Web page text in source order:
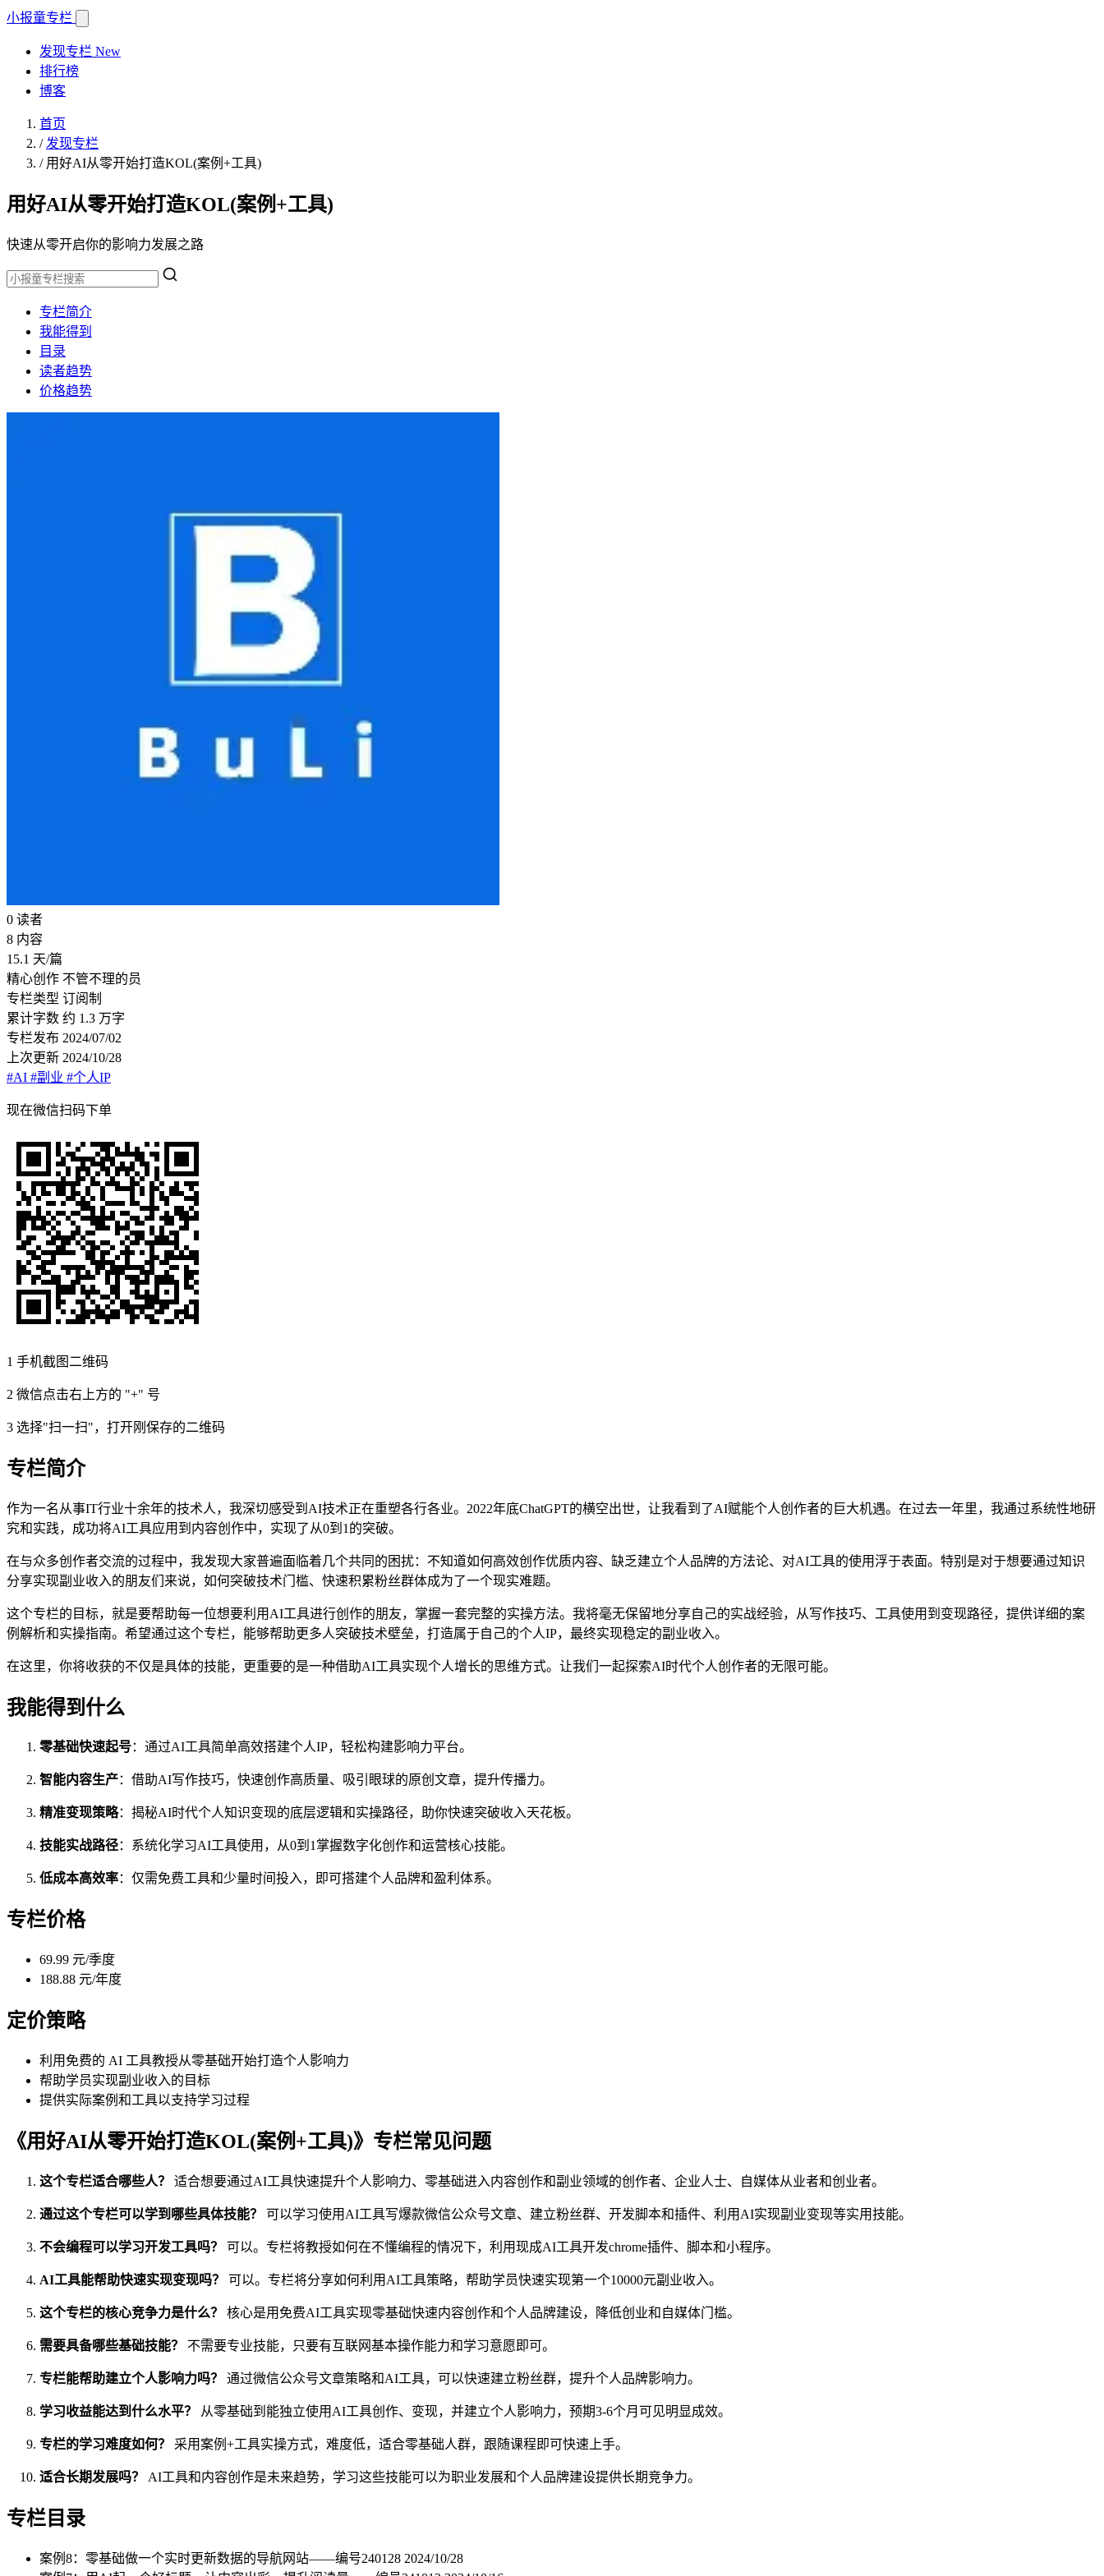
小报童专栏
发现专栏 New
排行榜
博客
首页
/ 发现专栏
/ 用好AI从零开始打造KOL(案例+工具)
用好AI从零开始打造KOL(案例+工具)
快速从零开启你的影响力发展之路
专栏简介
我能得到
目录
读者趋势
价格趋势
0 读者
8 内容
15.1 天/篇
精心创作 不管不理的员
专栏类型 订阅制
累计字数 约 1.3 万字
专栏发布 2024/07/02
上次更新 2024/10/28
#AI #副业 #个人IP
现在微信扫码下单
1 手机截图二维码
2 微信点击右上方的 "+" 号
3 选择"扫一扫"，打开刚保存的二维码
专栏简介
作为一名从事IT行业十余年的技术人，我深切感受到AI技术正在重塑各行各业。2022年底ChatGPT的横空出世，让我看到了AI赋能个人创作者的巨大机遇。在过去一年里，我通过系统性地研
究和实践，成功将AI工具应用到内容创作中，实现了从0到1的突破。
在与众多创作者交流的过程中，我发现大家普遍面临着几个共同的困扰：不知道如何高效创作优质内容、缺乏建立个人品牌的方法论、对AI工具的使用浮于表面。特别是对于想要通过知识
分享实现副业收入的朋友们来说，如何突破技术门槛、快速积累粉丝群体成为了一个现实难题。
这个专栏的目标，就是要帮助每一位想要利用AI工具进行创作的朋友，掌握一套完整的实操方法。我将毫无保留地分享自己的实战经验，从写作技巧、工具使用到变现路径，提供详细的案
例解析和实操指南。希望通过这个专栏，能够帮助更多人突破技术壁垒，打造属于自己的个人IP，最终实现稳定的副业收入。
在这里，你将收获的不仅是具体的技能，更重要的是一种借助AI工具实现个人增长的思维方式。让我们一起探索AI时代个人创作者的无限可能。
我能得到什么
零基础快速起号：通过AI工具简单高效搭建个人IP，轻松构建影响力平台。
智能内容生产：借助AI写作技巧，快速创作高质量、吸引眼球的原创文章，提升传播力。
精准变现策略：揭秘AI时代个人知识变现的底层逻辑和实操路径，助你快速突破收入天花板。
技能实战路径：系统化学习AI工具使用，从0到1掌握数字化创作和运营核心技能。
低成本高效率：仅需免费工具和少量时间投入，即可搭建个人品牌和盈利体系。
专栏价格
69.99 元/季度
188.88 元/年度
定价策略
利用免费的 AI 工具教授从零基础开始打造个人影响力
帮助学员实现副业收入的目标
提供实际案例和工具以支持学习过程
《用好AI从零开始打造KOL(案例+工具)》专栏常见问题
这个专栏适合哪些人？ 适合想要通过AI工具快速提升个人影响力、零基础进入内容创作和副业领域的创作者、企业人士、自媒体从业者和创业者。
通过这个专栏可以学到哪些具体技能？ 可以学习使用AI工具写爆款微信公众号文章、建立粉丝群、开发脚本和插件、利用AI实现副业变现等实用技能。
不会编程可以学习开发工具吗？ 可以。专栏将教授如何在不懂编程的情况下，利用现成AI工具开发chrome插件、脚本和小程序。
AI工具能帮助快速实现变现吗？ 可以。专栏将分享如何利用AI工具策略，帮助学员快速实现第一个10000元副业收入。
这个专栏的核心竞争力是什么？ 核心是用免费AI工具实现零基础快速内容创作和个人品牌建设，降低创业和自媒体门槛。
需要具备哪些基础技能？ 不需要专业技能，只要有互联网基本操作能力和学习意愿即可。
专栏能帮助建立个人影响力吗？ 通过微信公众号文章策略和AI工具，可以快速建立粉丝群，提升个人品牌影响力。
学习收益能达到什么水平？ 从零基础到能独立使用AI工具创作、变现，并建立个人影响力，预期3-6个月可见明显成效。
专栏的学习难度如何？ 采用案例+工具实操方式，难度低，适合零基础人群，跟随课程即可快速上手。
适合长期发展吗？ AI工具和内容创作是未来趋势，学习这些技能可以为职业发展和个人品牌建设提供长期竞争力。
专栏目录
案例8：零基础做一个实时更新数据的导航网站——编号240128 2024/10/28